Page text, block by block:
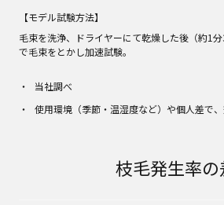
【モデル試験方法】
毛束を洗浄、ドライヤーにて乾燥した後（約1
で毛束をとかし加速試験。
当社調べ
使用環境（季節・温湿度など）や個人差で、
枝毛発生率の